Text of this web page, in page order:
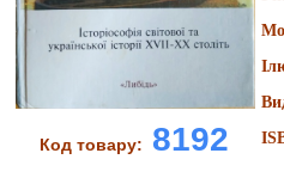
Код товару: 8192